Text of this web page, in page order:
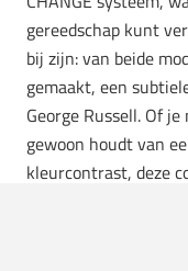
gereedschap kunt
bij zijn: van beide
gemaakt, een
George Russell. Of
gewoon houdt van
kleurcontrast, deze